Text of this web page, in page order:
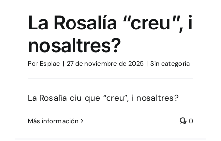
La Rosalía “creu”, i
nosaltres?
Por Esplac | 27 de noviembre de 2025 | Sin categoría
La Rosalía diu que “creu”, i nosaltres?
Más información 0